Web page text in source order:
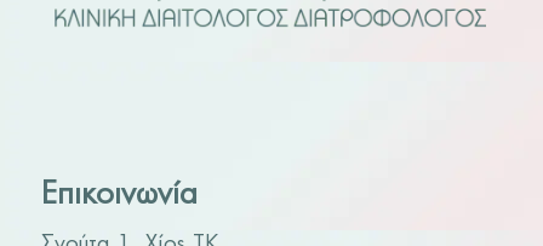
Επικοινωνία